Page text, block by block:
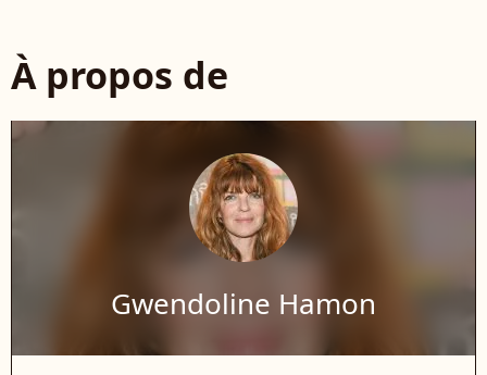
À propos de
Gwendoline Hamon